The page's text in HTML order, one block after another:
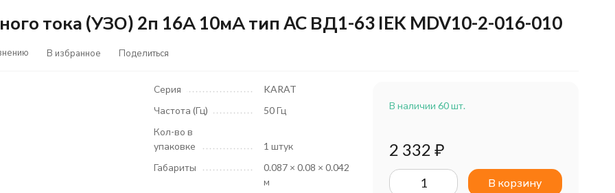
тока (УЗО) 2п 16А 10мА тип AC ВД1-63 IEK MDV10-2-016-010
В избранное Поделиться
Серия
KARAT
Частота (Гц)
50 Гц
Кол-во в
упаковке
1 штук
Габариты
0.087 × 0.08 × 0.042
м
В наличии 60 шт.
2 332 ₽
В корзину